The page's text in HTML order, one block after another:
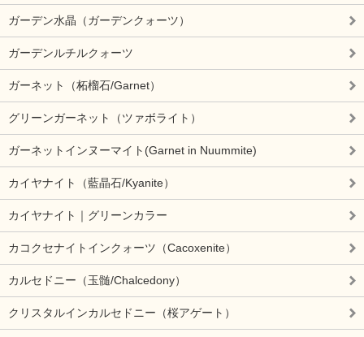
ガーデン水晶（ガーデンクォーツ）
ガーデンルチルクォーツ
ガーネット（柘榴石/Garnet）
グリーンガーネット（ツァボライト）
ガーネットインヌーマイト(Garnet in Nuummite)
カイヤナイト（藍晶石/Kyanite）
カイヤナイト｜グリーンカラー
カコクセナイトインクォーツ（Cacoxenite）
カルセドニー（玉髄/Chalcedony）
クリスタルインカルセドニー（桜アゲート）